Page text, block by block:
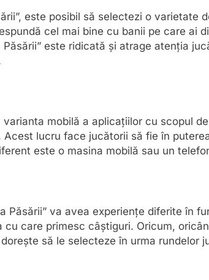
este posibil să selectezi o varietate
cel mai bine cu banii pe care ai
este ridicată și atrage atenția
mobilă a aplicațiilor cu scopul
lucru face jucătorii să fie în
este o masina mobilă sau un
Păsării” va avea experiențe diferite în
care primesc câștiguri. Oricum,
să le selecteze în urma rundelor